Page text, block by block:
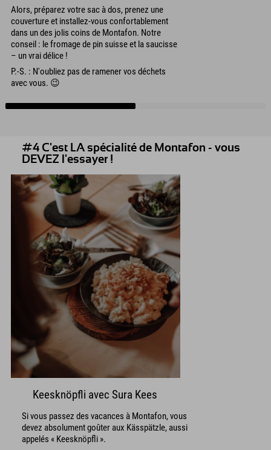
Alors, préparez votre sac à dos, prenez une
couverture et installez-vous confortablement
dans un des jolis coins de Montafon. Notre
conseil : le fromage de pin suisse et la saucisse
– un vrai délice !
P.-S. : N'oubliez pas de ramener vos déchets
avec vous. 😉
#4 C'est LA spécialité de Montafon - vous
DEVEZ l'essayer !
Keesknöpfli avec Sura Kees
Si vous passez des vacances à Montafon, vous
devez absolument goûter aux Kässpätzle, aussi
appelés « Keesknöpfli ».